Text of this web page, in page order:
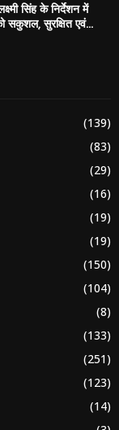
सिंह के निर्देशन में
सकुशल, सुरक्षित एवं...
(139)
(83)
(29)
(16)
(19)
(19)
(150)
(104)
(8)
(133)
(251)
(123)
(14)